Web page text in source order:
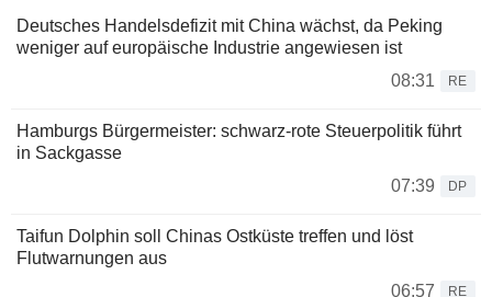
Deutsches Handelsdefizit mit China wächst, da Peking
weniger auf europäische Industrie angewiesen ist
08:31
RE
Hamburgs Bürgermeister: schwarz-rote Steuerpolitik führt
in Sackgasse
07:39
DP
Taifun Dolphin soll Chinas Ostküste treffen und löst
Flutwarnungen aus
06:57
RE